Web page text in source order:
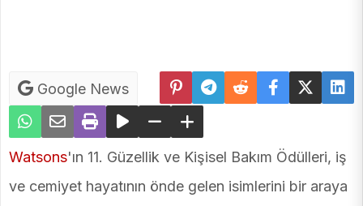
Google News
Watsons'ın 11. Güzellik ve Kişisel Bakım Ödülleri, iş
ve cemiyet hayatının önde gelen isimlerini bir araya